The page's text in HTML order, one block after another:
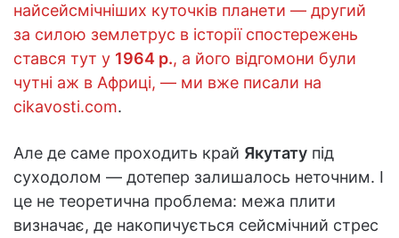
найсейсмічніших куточків планети — другий
за силою землетрус в історії спостережень
стався тут у 1964 р., а його відгомони були
чутні аж в Африці, — ми вже писали на
cikavosti.com.
Але де саме проходить край Якутату під
суходолом — дотепер залишалось неточним. І
це не теоретична проблема: межа плити
визначає, де накопичується сейсмічний стрес